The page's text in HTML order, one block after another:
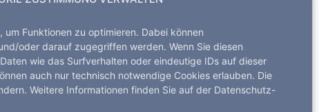
um Funktionen zu optimieren. Dabei können
oder darauf zugegriffen werden. Wenn Sie diesen
wie das Surfverhalten oder eindeutige IDs auf dieser
auch nur technisch notwendige Cookies erlauben. Die
Weitere Informationen finden Sie auf der Datenschutz-